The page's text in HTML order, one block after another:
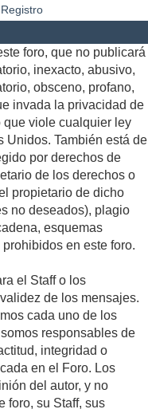
foro, que no publicará
inexacto, abusivo,
obsceno, profano,
invada la privacidad de
que viole cualquier ley
Unidos. También está de
por derechos de
de los derechos o
propietario de dicho
no deseados), plagio
esquemas
en este foro.
el Staff o los
de los mensajes.
cada uno de los
responsables de
integridad o
en el Foro. Los
del autor, y no
foro, su Staff, sus